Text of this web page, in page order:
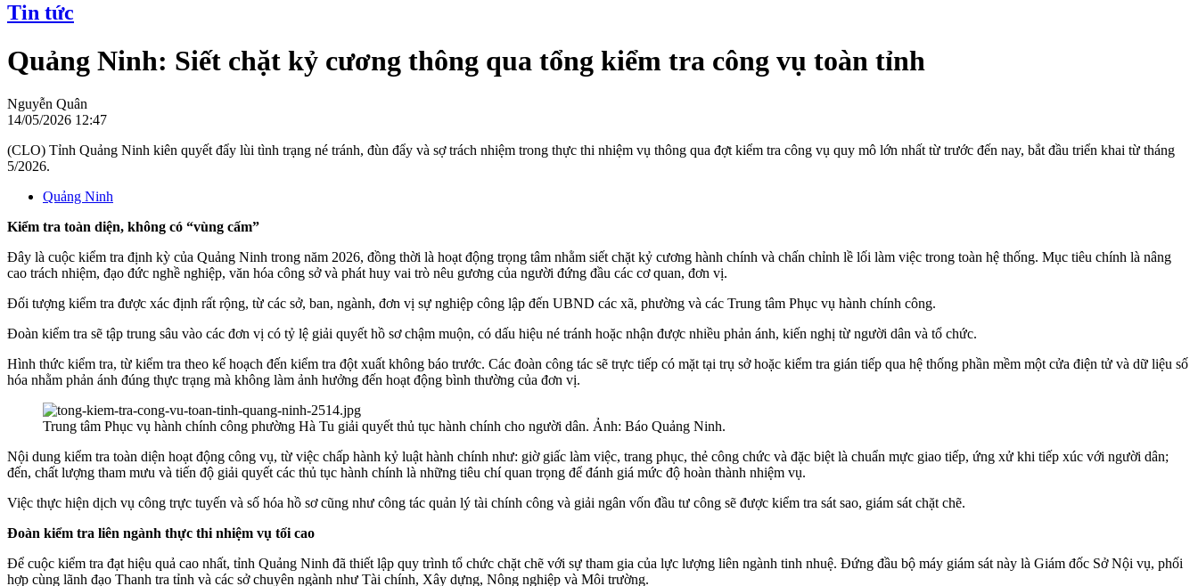
Tin tức
Quảng Ninh: Siết chặt kỷ cương thông qua tổng kiểm tra công vụ toàn tỉnh
Nguyễn Quân
14/05/2026 12:47
(CLO) Tỉnh Quảng Ninh kiên quyết đẩy lùi tình trạng né tránh, đùn đẩy và sợ trách nhiệm trong thực thi nhiệm vụ thông qua đợt kiểm tra công vụ quy mô lớn nhất từ trước đến nay, bắt đầu triển khai từ tháng
5/2026.
Quảng Ninh
Kiểm tra toàn diện, không có “vùng cấm”
Đây là cuộc kiểm tra định kỳ của Quảng Ninh trong năm 2026, đồng thời là hoạt động trọng tâm nhằm siết chặt kỷ cương hành chính và chấn chỉnh lề lối làm việc trong toàn hệ thống. Mục tiêu chính là nâng
cao trách nhiệm, đạo đức nghề nghiệp, văn hóa công sở và phát huy vai trò nêu gương của người đứng đầu các cơ quan, đơn vị.
Đối tượng kiểm tra được xác định rất rộng, từ các sở, ban, ngành, đơn vị sự nghiệp công lập đến UBND các xã, phường và các Trung tâm Phục vụ hành chính công.
Đoàn kiểm tra sẽ tập trung sâu vào các đơn vị có tỷ lệ giải quyết hồ sơ chậm muộn, có dấu hiệu né tránh hoặc nhận được nhiều phản ánh, kiến nghị từ người dân và tổ chức.
Hình thức kiểm tra, từ kiểm tra theo kế hoạch đến kiểm tra đột xuất không báo trước. Các đoàn công tác sẽ trực tiếp có mặt tại trụ sở hoặc kiểm tra gián tiếp qua hệ thống phần mềm một cửa điện tử và dữ liệu số
hóa nhằm phản ánh đúng thực trạng mà không làm ảnh hưởng đến hoạt động bình thường của đơn vị.
Trung tâm Phục vụ hành chính công phường Hà Tu giải quyết thủ tục hành chính cho người dân. Ảnh: Báo Quảng Ninh.
Nội dung kiểm tra toàn diện hoạt động công vụ, từ việc chấp hành kỷ luật hành chính như: giờ giấc làm việc, trang phục, thẻ công chức và đặc biệt là chuẩn mực giao tiếp, ứng xử khi tiếp xúc với người dân;
đến, chất lượng tham mưu và tiến độ giải quyết các thủ tục hành chính là những tiêu chí quan trọng để đánh giá mức độ hoàn thành nhiệm vụ.
Việc thực hiện dịch vụ công trực tuyến và số hóa hồ sơ cũng như công tác quản lý tài chính công và giải ngân vốn đầu tư công sẽ được kiểm tra sát sao, giám sát chặt chẽ.
Đoàn kiểm tra liên ngành thực thi nhiệm vụ tối cao
Để cuộc kiểm tra đạt hiệu quả cao nhất, tỉnh Quảng Ninh đã thiết lập quy trình tổ chức chặt chẽ với sự tham gia của lực lượng liên ngành tinh nhuệ. Đứng đầu bộ máy giám sát này là Giám đốc Sở Nội vụ, phối
hợp cùng lãnh đạo Thanh tra tỉnh và các sở chuyên ngành như Tài chính, Xây dựng, Nông nghiệp và Môi trường.